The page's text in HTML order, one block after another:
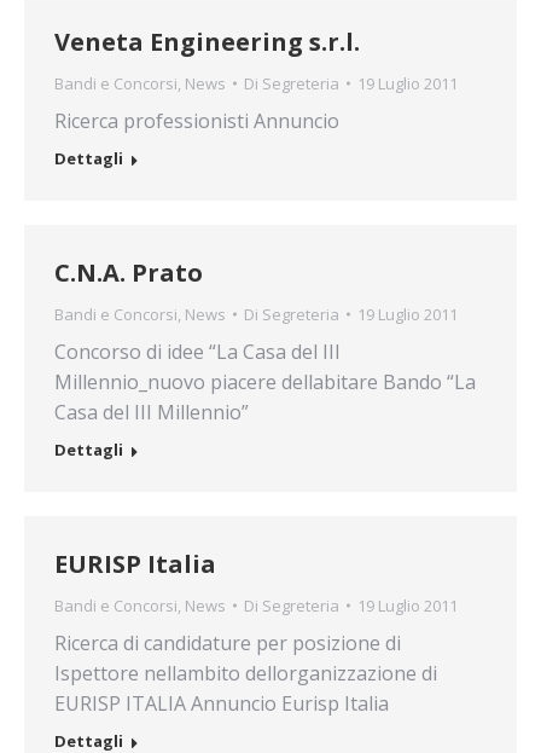
Veneta Engineering s.r.l.
Bandi e Concorsi, News Di Segreteria 19 Luglio 2011
Ricerca professionisti Annuncio
Dettagli
C.N.A. Prato
Bandi e Concorsi, News Di Segreteria 19 Luglio 2011
Concorso di idee “La Casa del III
Millennio_nuovo piacere dellabitare Bando “La
Casa del III Millennio”
Dettagli
EURISP Italia
Bandi e Concorsi, News Di Segreteria 19 Luglio 2011
Ricerca di candidature per posizione di
Ispettore nellambito dellorganizzazione di
EURISP ITALIA Annuncio Eurisp Italia
Dettagli